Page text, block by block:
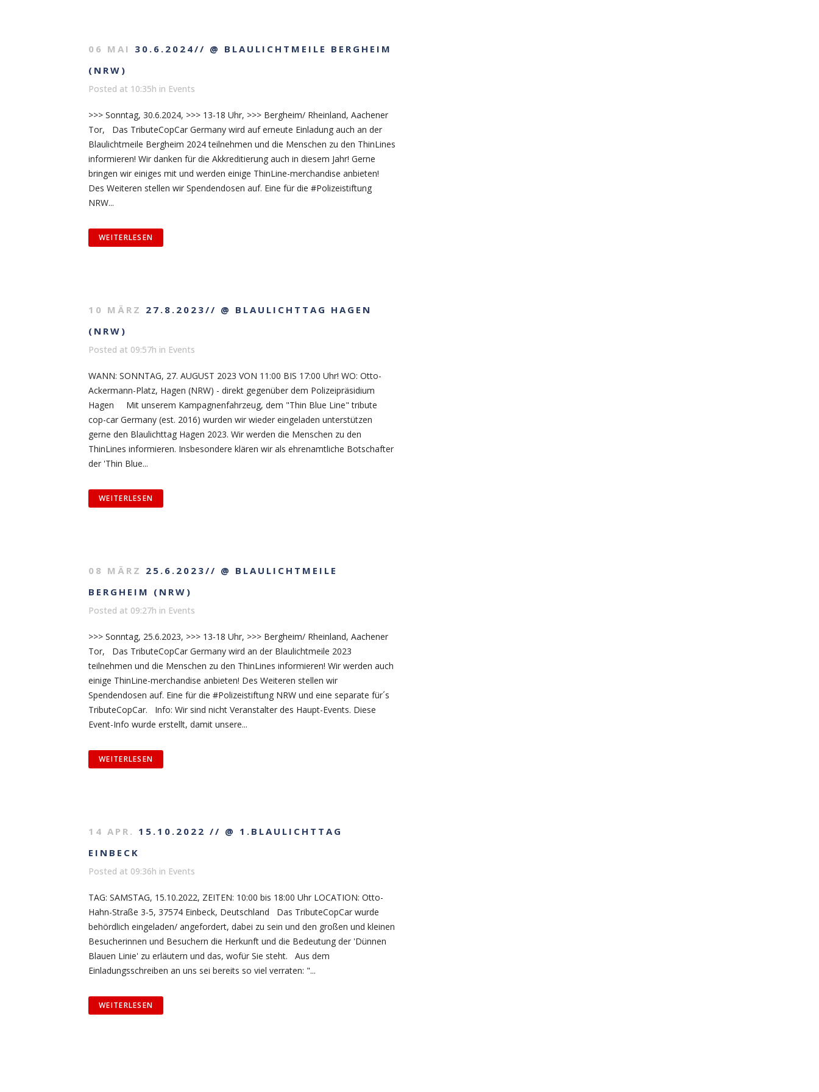
06 MAI
30.6.2024// @ BLAULICHTMEILE BERGHEIM
(NRW)
Posted at 10:35h in Events
>>> Sonntag, 30.6.2024, >>> 13-18 Uhr, >>> Bergheim/ Rheinland, Aachener
Tor, Das TributeCopCar Germany wird auf erneute Einladung auch an der
Blaulichtmeile Bergheim 2024 teilnehmen und die Menschen zu den ThinLines
informieren! Wir danken für die Akkreditierung auch in diesem Jahr! Gerne
bringen wir einiges mit und werden einige ThinLine-merchandise anbieten!
Des Weiteren stellen wir Spendendosen auf. Eine für die #Polizeistiftung
NRW...
WEITERLESEN
10 MÄRZ 27.8.2023// @ BLAULICHTTAG HAGEN
(NRW)
Posted at 09:57h in Events
WANN: SONNTAG, 27. AUGUST 2023 VON 11:00 BIS 17:00 Uhr! WO: Otto-
Ackermann-Platz, Hagen (NRW) - direkt gegenüber dem Polizeipräsidium
Hagen Mit unserem Kampagnenfahrzeug, dem "Thin Blue Line" tribute
cop-car Germany (est. 2016) wurden wir wieder eingeladen unterstützen
gerne den Blaulichttag Hagen 2023. Wir werden die Menschen zu den
ThinLines informieren. Insbesondere klären wir als ehrenamtliche Botschafter
der 'Thin Blue...
WEITERLESEN
08 MÄRZ 25.6.2023// @ BLAULICHTMEILE
BERGHEIM (NRW)
Posted at 09:27h in Events
>>> Sonntag, 25.6.2023, >>> 13-18 Uhr, >>> Bergheim/ Rheinland, Aachener
Tor, Das TributeCopCar Germany wird an der Blaulichtmeile 2023
teilnehmen und die Menschen zu den ThinLines informieren! Wir werden auch
einige ThinLine-merchandise anbieten! Des Weiteren stellen wir
Spendendosen auf. Eine für die #Polizeistiftung NRW und eine separate für´s
TributeCopCar. Info: Wir sind nicht Veranstalter des Haupt-Events. Diese
Event-Info wurde erstellt, damit unsere...
WEITERLESEN
14 APR. 15.10.2022 // @ 1.BLAULICHTTAG
EINBECK
Posted at 09:36h in Events
TAG: SAMSTAG, 15.10.2022, ZEITEN: 10:00 bis 18:00 Uhr LOCATION: Otto-
Hahn-Straße 3-5, 37574 Einbeck, Deutschland Das TributeCopCar wurde
behördlich eingeladen/ angefordert, dabei zu sein und den großen und kleinen
Besucherinnen und Besuchern die Herkunft und die Bedeutung der 'Dünnen
Blauen Linie' zu erläutern und das, wofür Sie steht. Aus dem
Einladungsschreiben an uns sei bereits so viel verraten: "...
WEITERLESEN